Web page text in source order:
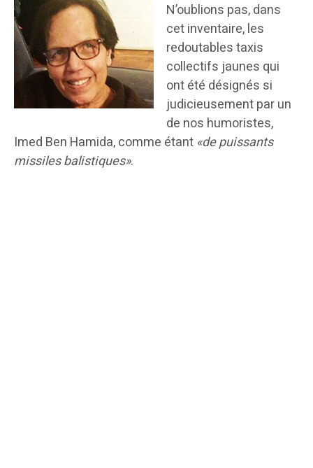
N’oublions pas, dans
cet inventaire, les
redoutables taxis
collectifs jaunes qui
ont été désignés si
judicieusement par un
de nos humoristes,
Imed Ben Hamida, comme étant «de puissants
missiles balistiques».